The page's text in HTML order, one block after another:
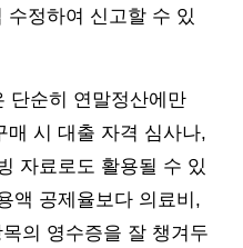
수정하여 신고할 수 있
단순히 연말정산에만
매 시 대출 자격 심사나,
자료로도 활용될 수 있
액 공제율보다 의료비,
의 영수증을 잘 챙겨두